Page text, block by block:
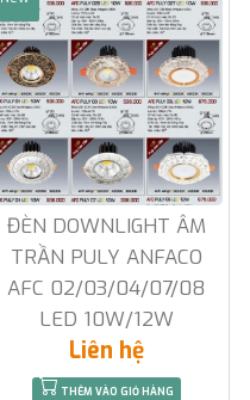
ĐÈN DOWNLIGHT ÂM
TRẦN PULY ANFACO
AFC 02/03/04/07/08
LED 10W/12W
Liên hệ
THÊM VÀO GIỎ HÀNG